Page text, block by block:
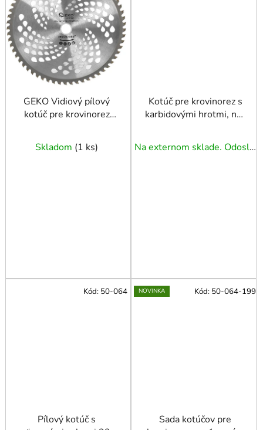
GEKO Vidiový pílový
kotúč pre krovinorez
Skladom (1 ks)
Kotúč pre krovinorez s
karbidovými hrotmi, nôž
T40
Na externom sklade. Odoslanie 3 - 5 prac. dní.
Pílový kotúč s
Kód: 50-064 NOVINKA
Sada kotúčov pre
Kód: 50-064-199